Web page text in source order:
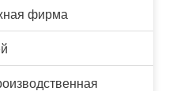
фирма